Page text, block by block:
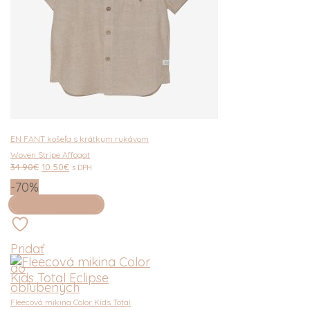
EN FANT košeľa s krátkym rukávom
Woven Stripe Affogat
34.90€ Pôvodná
10.50€Aktuálna
10.50€.
s DPH
-70%
Výber možností
Pridať
do
obľúbených
Fleecová mikina Color Kids Total